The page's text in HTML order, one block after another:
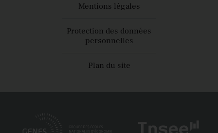
Mentions légales
Protection des données
personnelles
Plan du site